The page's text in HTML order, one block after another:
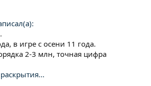
в игре с осени 11 года.
2-3 млн, точная цифра